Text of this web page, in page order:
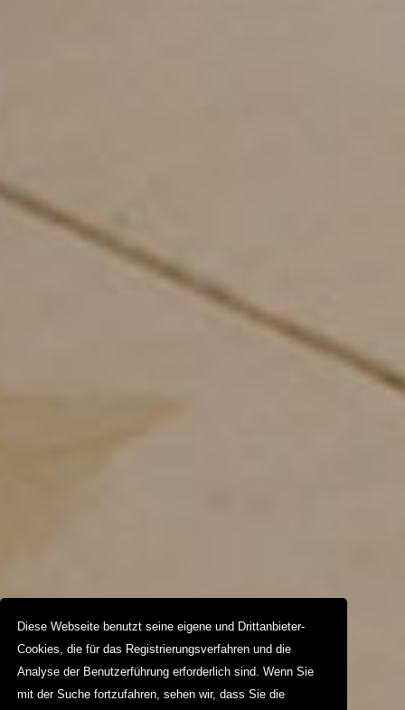
Diese Webseite benutzt seine eigene und Drittanbieter-
Cookies, die für das Registrierungsverfahren und die
Analyse der Benutzerführung erforderlich sind. Wenn Sie
mit der Suche fortzufahren, sehen wir, dass Sie die